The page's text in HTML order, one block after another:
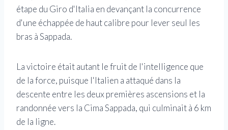
étape du Giro d'Italia en devançant la concurrence
d'une échappée de haut calibre pour lever seul les
bras à Sappada.
La victoire était autant le fruit de l'intelligence que
de la force, puisque l'Italien a attaqué dans la
descente entre les deux premières ascensions et la
randonnée vers la Cima Sappada, qui culminait à 6 km
de la ligne.